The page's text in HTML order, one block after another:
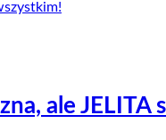
ale JELITA